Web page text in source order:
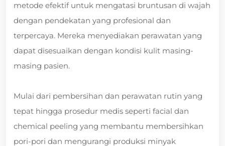
metode efektif untuk mengatasi bruntusan di wajah
dengan pendekatan yang profesional dan
terpercaya. Mereka menyediakan perawatan yang
dapat disesuaikan dengan kondisi kulit masing-
masing pasien.
Mulai dari pembersihan dan perawatan rutin yang
tepat hingga prosedur medis seperti facial dan
chemical peeling yang membantu membersihkan
pori-pori dan mengurangi produksi minyak